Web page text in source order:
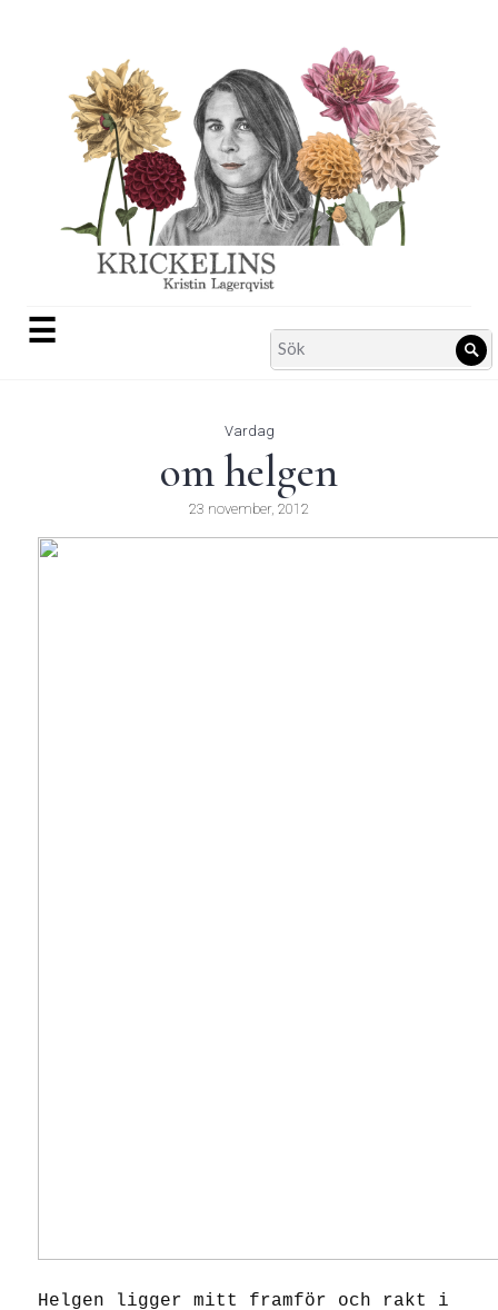
☰
Search
for:
Vardag
om helgen
23 november, 2012
Helgen ligger mitt framför och rakt i